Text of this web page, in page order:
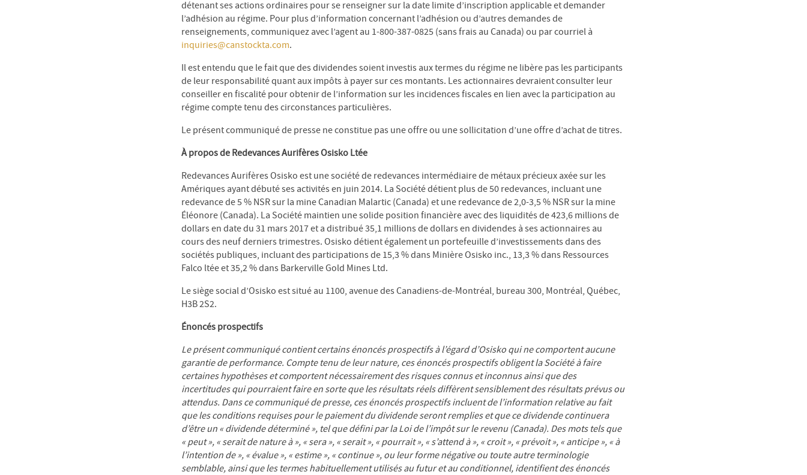
détenant ses actions ordinaires pour se renseigner sur la date limite d’inscription applicable et demander
l’adhésion au régime. Pour plus d’information concernant l’adhésion ou d’autres demandes de
renseignements, communiquez avec l’agent au 1-800-387-0825 (sans frais au Canada) ou par courriel à
inquiries@canstockta.com.
Il est entendu que le fait que des dividendes soient investis aux termes du régime ne libère pas les participants
de leur responsabilité quant aux impôts à payer sur ces montants. Les actionnaires devraient consulter leur
conseiller en fiscalité pour obtenir de l’information sur les incidences fiscales en lien avec la participation au
régime compte tenu des circonstances particulières.
Le présent communiqué de presse ne constitue pas une offre ou une sollicitation d’une offre d’achat de titres.
À propos de Redevances Aurifères Osisko Ltée
Redevances Aurifères Osisko est une société de redevances intermédiaire de métaux précieux axée sur les
Amériques ayant débuté ses activités en juin 2014. La Société détient plus de 50 redevances, incluant une
redevance de 5 % NSR sur la mine Canadian Malartic (Canada) et une redevance de 2,0-3,5 % NSR sur la mine
Éléonore (Canada). La Société maintien une solide position financière avec des liquidités de 423,6 millions de
dollars en date du 31 mars 2017 et a distribué 35,1 millions de dollars en dividendes à ses actionnaires au
cours des neuf derniers trimestres. Osisko détient également un portefeuille d’investissements dans des
sociétés publiques, incluant des participations de 15,3 % dans Minière Osisko inc., 13,3 % dans Ressources
Falco ltée et 35,2 % dans Barkerville Gold Mines Ltd.
Le siège social d’Osisko est situé au 1100, avenue des Canadiens-de-Montréal, bureau 300, Montréal, Québec,
H3B 2S2.
Énoncés prospectifs
Le présent communiqué contient certains énoncés prospectifs à l’égard d’Osisko qui ne comportent aucune
garantie de performance. Compte tenu de leur nature, ces énoncés prospectifs obligent la Société à faire
certaines hypothèses et comportent nécessairement des risques connus et inconnus ainsi que des
incertitudes qui pourraient faire en sorte que les résultats réels diffèrent sensiblement des résultats prévus ou
attendus. Dans ce communiqué de presse, ces énoncés prospectifs incluent de l’information relative au fait
que les conditions requises pour le paiement du dividende seront remplies et que ce dividende continuera
d’être un « dividende déterminé », tel que défini par la Loi de l’impôt sur le revenu (Canada). Des mots tels que
« peut », « serait de nature à », « sera », « serait », « pourrait », « s’attend à », « croit », « prévoit », « anticipe », « à
l’intention de », « évalue », « estime », « continue », ou leur forme négative ou toute autre terminologie
semblable, ainsi que les termes habituellement utilisés au futur et au conditionnel, identifient des énoncés